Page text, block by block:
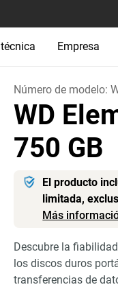
Empresa
Número de modelo:
WD
750 GB
El producto
limitada,
Más
Descubre la
los discos duros
transferencias de